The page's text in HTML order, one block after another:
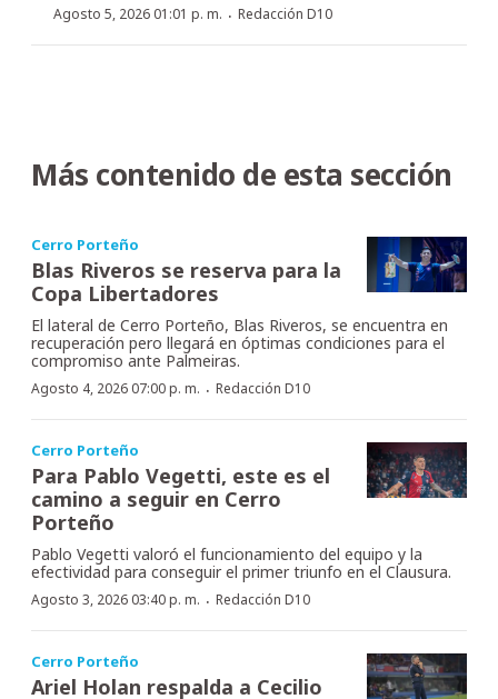
Agosto 5, 2026 01:01 p. m. · Redacción D10
Más contenido de esta sección
Cerro Porteño
Blas Riveros se reserva para la
Copa Libertadores
El lateral de Cerro Porteño, Blas Riveros, se encuentra en
recuperación pero llegará en óptimas condiciones para el
compromiso ante Palmeiras.
Agosto 4, 2026 07:00 p. m. · Redacción D10
Cerro Porteño
Para Pablo Vegetti, este es el
camino a seguir en Cerro
Porteño
Pablo Vegetti valoró el funcionamiento del equipo y la
efectividad para conseguir el primer triunfo en el Clausura.
Agosto 3, 2026 03:40 p. m. · Redacción D10
Cerro Porteño
Ariel Holan respalda a Cecilio